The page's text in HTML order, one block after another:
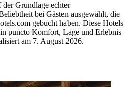
Grundlage echter
bei Gästen ausgewählt, die
gebucht haben. Diese Hotels
puncto Komfort, Lage und Erlebnis
am 7. August 2026.